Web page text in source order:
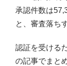
承認件数は
と、審査落ち
認証を受ける
の記事でまと